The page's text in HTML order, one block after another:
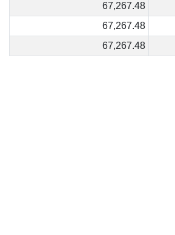
67,267.48
67,267.48
67,267.48